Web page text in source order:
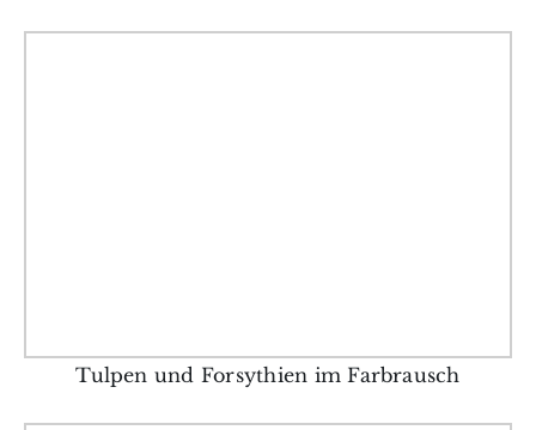
Tulpen und Forsythien im Farbrausch